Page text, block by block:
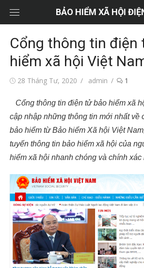
dung
BẢO HIỂM XÃ HỘI
Cổng thông tin điện
hiểm xã hội Việt
Đăng28 Tháng Tư, 2020
Tác
admin 1
Cổng thông tin điện tử bảo hiểm xã
cập nhập những thông tin mới nhất về
bảo hiểm từ Bảo hiểm Xã hội Việt
tuyến thông tin bảo hiểm xã hội của
hiểm xã hội nhanh chóng và chính xác